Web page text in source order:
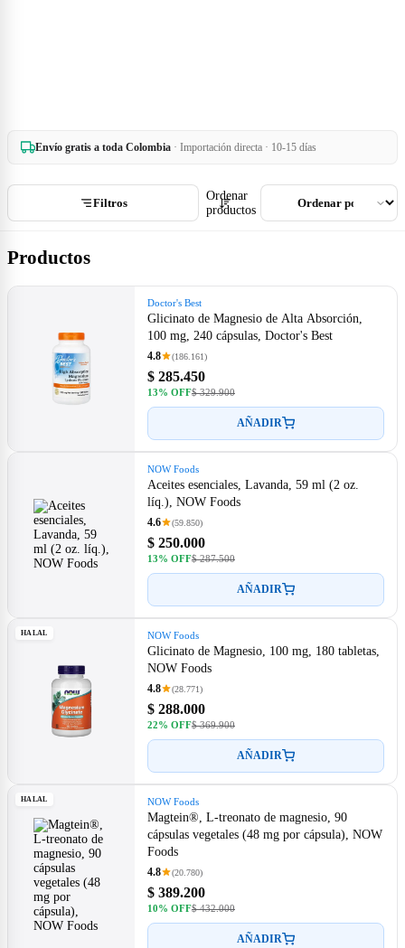
Envío gratis a toda Colombia · Importación directa · 10-15 días
Filtros
Ordenar
productos
Productos
Doctor's Best
Glicinato de Magnesio de Alta Absorción,
100 mg, 240 cápsulas, Doctor's Best
4.8 (186.161)
$ 285.450
13% OFF$ 329.900
AÑADIR
NOW Foods
Aceites esenciales, Lavanda, 59 ml (2 oz.
líq.), NOW Foods
4.6 (59.850)
$ 250.000
13% OFF$ 287.500
AÑADIR
HALAL NOW Foods
Glicinato de Magnesio, 100 mg, 180 tabletas,
NOW Foods
4.8 (28.771)
$ 288.000
22% OFF$ 369.900
AÑADIR
HALAL NOW Foods
Magtein®, L-treonato de magnesio, 90
cápsulas vegetales (48 mg por cápsula), NOW
Foods
4.8 (20.780)
$ 389.200
10% OFF$ 432.000
AÑADIR